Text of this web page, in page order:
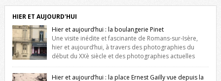
l’histoire de la redécouverte de vestiges du couvent des Capucins !
Petit retour sur l’histoire […]
HIER ET AUJOURD'HUI
Hier et aujourd’hui : la boulangerie Pinet
Une visite inédite et fascinante de Romans-sur-Isère,
hier et aujourd’hui, à travers des photographies du
début du XXè siècle et des photographies actuelles
prises exactement dans le même cadre ! A l’angle de la place Jean
Jaurès et de l’avenue Victor Hugo (à côté d’Intermarché), à Romans. La
Hier et aujourd’hui : la place Ernest Gailly vue depuis la